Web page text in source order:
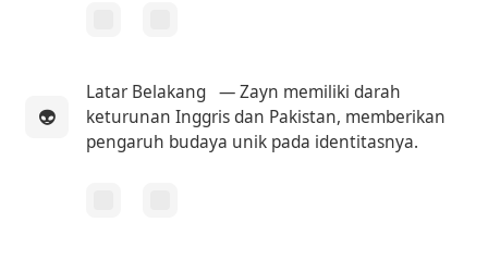
👽
Latar Belakang — Zayn memiliki darah
keturunan Inggris dan Pakistan, memberikan
pengaruh budaya unik pada identitasnya.